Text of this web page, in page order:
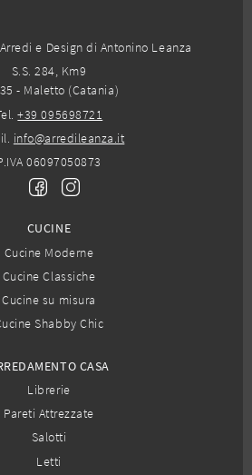
e Design di Antonino Leanza
S.S. 284, Km9
- Maletto (Catania)
+39 095698721
info@arredileanza.it
06097050873
CUCINE
Cucine Moderne
Cucine Classiche
Cucine su misura
Shabby Chic
CASA
Librerie
Pareti Attrezzate
Salotti
Letti